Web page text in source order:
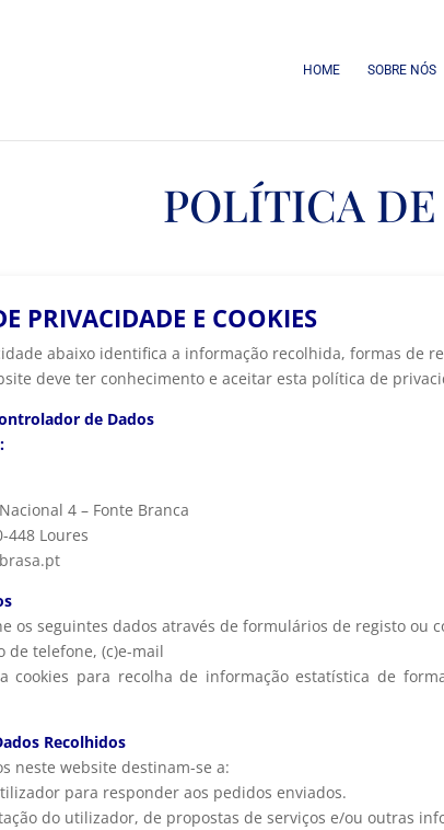
HOME SOBRE NÓS
POLÍTICA
PRIVACIDADE E COOKIES
abaixo identifica a informação recolhida, formas de
deve ter conhecimento e aceitar esta política de
de Dados
4 – Fonte Branca
448 Loures
os seguintes dados através de formulários de registo
de telefone, (c)e-mail
cookies para recolha de informação estatística de
Recolhidos
neste website destinam-se a:
para responder aos pedidos enviados.
do utilizador, de propostas de serviços e/ou outras